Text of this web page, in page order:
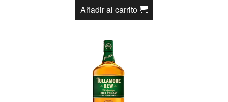
Añadir al carrito